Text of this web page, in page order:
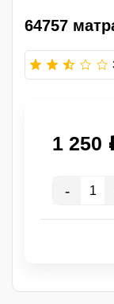
64757
1 250
-